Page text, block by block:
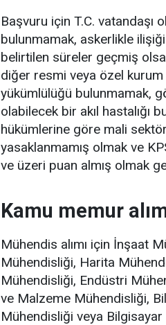
Başvuru için T.C. vatandaşı
bulunmamak, askerlikle
belirtilen süreler geçmiş
diğer resmi veya özel
yükümlülüğü bulunmamak,
olabilecek bir akıl hastalığı
hükümlerine göre mali
yasaklanmamış olmak ve
ve üzeri puan almış olmak
Kamu memur
Mühendis alımı için İnşaat
Mühendisliği, Harita
Mühendisliği, Endüstri
ve Malzeme Mühendisliği,
Mühendisliği veya Bilgisayar